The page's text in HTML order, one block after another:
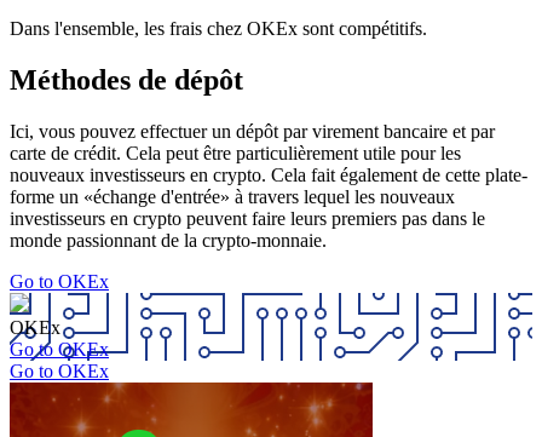
Dans l'ensemble, les frais chez OKEx sont compétitifs.
Méthodes de dépôt
Ici, vous pouvez effectuer un dépôt par virement bancaire et par
carte de crédit. Cela peut être particulièrement utile pour les
nouveaux investisseurs en crypto. Cela fait également de cette plate-
forme un «échange d'entrée» à travers lequel les nouveaux
investisseurs en crypto peuvent faire leurs premiers pas dans le
monde passionnant de la crypto-monnaie.
Go to OKEx
OKEx
Go to OKEx
Go to OKEx